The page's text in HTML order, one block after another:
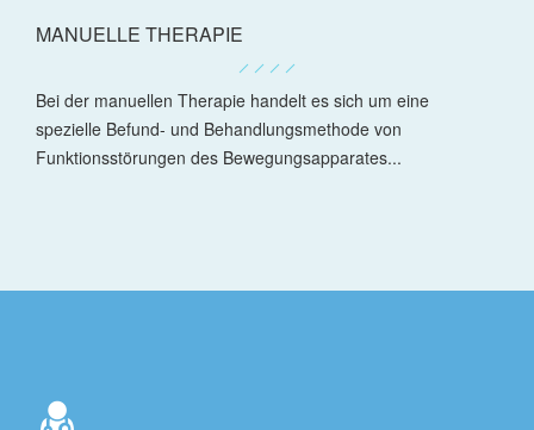
MANUELLE THERAPIE
Bei der manuellen Therapie handelt es sich um eine
spezielle Befund- und Behandlungsmethode von
Funktionsstörungen des Bewegungsapparates...